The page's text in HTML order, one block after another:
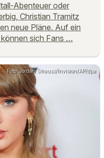
Abenteuer oder
Christian Tramitz
neue Pläne. Auf ein
sich Fans …
Foto: Jordan Strauss/Invision/AP/dpa